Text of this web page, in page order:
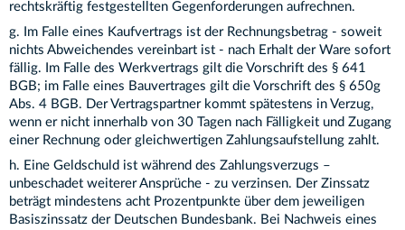
rechtskräftig festgestellten Gegenforderungen aufrechnen.
g. Im Falle eines Kaufvertrags ist der Rechnungsbetrag - soweit
nichts Abweichendes vereinbart ist - nach Erhalt der Ware sofort
fällig. Im Falle des Werkvertrags gilt die Vorschrift des § 641
BGB; im Falle eines Bauvertrages gilt die Vorschrift des § 650g
Abs. 4 BGB. Der Vertragspartner kommt spätestens in Verzug,
wenn er nicht innerhalb von 30 Tagen nach Fälligkeit und Zugang
einer Rechnung oder gleichwertigen Zahlungsaufstellung zahlt.
h. Eine Geldschuld ist während des Zahlungsverzugs –
unbeschadet weiterer Ansprüche - zu verzinsen. Der Zinssatz
beträgt mindestens acht Prozentpunkte über dem jeweiligen
Basiszinssatz der Deutschen Bundesbank. Bei Nachweis eines